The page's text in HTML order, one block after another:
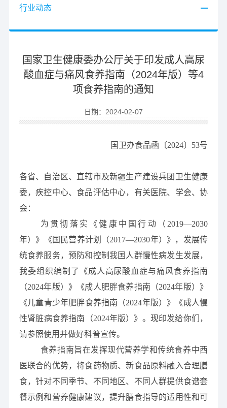
行业动态
国家卫生健康委办公厅关于印发成人高尿
酸血症与痛风食养指南（2024年版）等4
项食养指南的通知
日期：2024-02-07
国卫办食品函〔2024〕53号
各省、自治区、直辖市及新疆生产建设兵团卫生健康
委，疾控中心、食品评估中心，有关医院、学会、协
会：
为贯彻落实《健康中国行动（2019—2030
年）》《国民营养计划（2017—2030年）》，发展传
统食养服务，预防和控制我国人群慢性病发生发展，
我委组织编制了《成人高尿酸血症与痛风食养指南
（2024年版）》《成人肥胖食养指南（2024年版）》
《儿童青少年肥胖食养指南（2024年版）》《成人慢
性肾脏病食养指南（2024年版）》。现印发给你们，
请参照使用并做好科普宣传。
食养指南旨在发挥现代营养学和传统食养中西
医联合的优势，将食药物质、新食品原料融入合理膳
食，针对不同季节、不同地区、不同人群提供食谱套
餐示例和营养健康建议，提升膳食指导的适用性和可